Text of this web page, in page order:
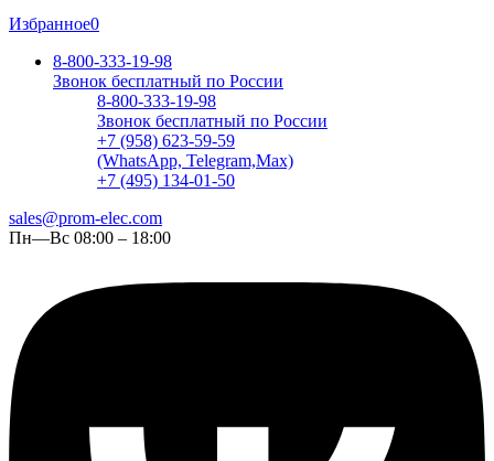
Избранное0
8-800-333-19-98
Звонок бесплатный по России
8-800-333-19-98
Звонок бесплатный по России
+7 (958) 623-59-59
(WhatsApp, Telegram,Max)
+7 (495) 134-01-50
sales@prom-elec.com
Пн—Вс 08:00 – 18:00